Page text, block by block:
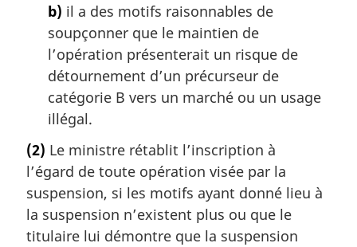
b) il a des motifs raisonnables de
soupçonner que le maintien de
l’opération présenterait un risque de
détournement d’un précurseur de
catégorie B vers un marché ou un usage
illégal.
(2) Le ministre rétablit l’inscription à
l’égard de toute opération visée par la
suspension, si les motifs ayant donné lieu à
la suspension n’existent plus ou que le
titulaire lui démontre que la suspension